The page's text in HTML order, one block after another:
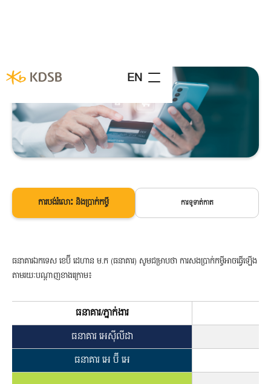
EN
ការបង់រំលោះ និងប្រាក់កម្ចី ការទូទាត់កាត
ធនាគារឯកទេស ខេប៊ី ដេហាន ម.ក (ធនាគារ) សូមជម្រាបថា ការសងប្រាក់កម្ចីអាចធ្វើឡើង
តាមរយៈបណ្ដាញខាងក្រោម៖
ធនាគារ/ភ្នាក់ងារ
ធនាគារ អេស៊ីលីដា
ធនាគារ អេ​ ប៊ី អេ